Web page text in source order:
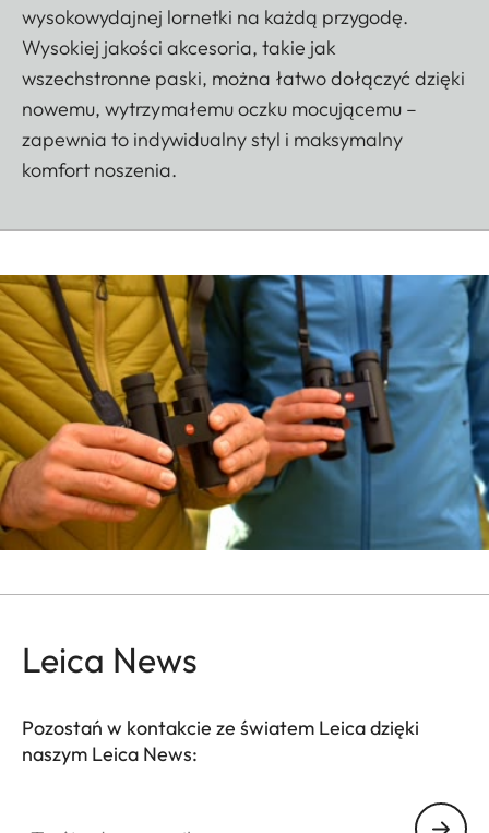
wysokowydajnej lornetki na każdą przygodę.
Wysokiej jakości akcesoria, takie jak
wszechstronne paski, można łatwo dołączyć dzięki
nowemu, wytrzymałemu oczku mocującemu –
zapewnia to indywidualny styl i maksymalny
komfort noszenia.
Leica News
Pozostań w kontakcie ze światem Leica dzięki
naszym Leica News: